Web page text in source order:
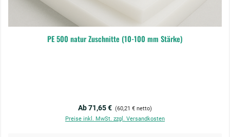
PE 500 natur Zuschnitte (10-100 mm Stärke)
Regulärer Preis:
Ab 71,65 € (60,21 € netto)
Preise inkl. MwSt. zzgl. Versandkosten